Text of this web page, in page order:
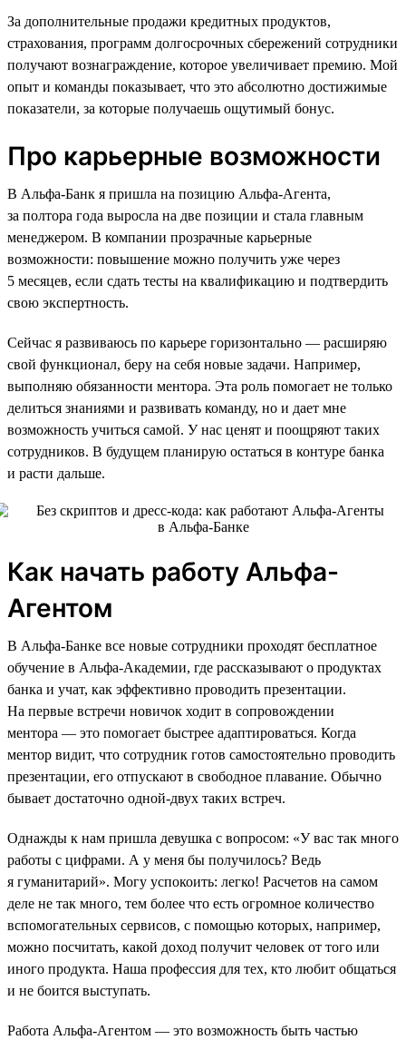
За дополнительные продажи кредитных продуктов,
страхования, программ долгосрочных сбережений сотрудники
получают вознаграждение, которое увеличивает премию. Мой
опыт и команды показывает, что это абсолютно достижимые
показатели, за которые получаешь ощутимый бонус.
Про карьерные возможности
В Альфа-Банк я пришла на позицию Альфа-Агента,
за полтора года выросла на две позиции и стала главным
менеджером. В компании прозрачные карьерные
возможности: повышение можно получить уже через
5 месяцев, если сдать тесты на квалификацию и подтвердить
свою экспертность.
Сейчас я развиваюсь по карьере горизонтально — расширяю
свой функционал, беру на себя новые задачи. Например,
выполняю обязанности ментора. Эта роль помогает не только
делиться знаниями и развивать команду, но и дает мне
возможность учиться самой. У нас ценят и поощряют таких
сотрудников. В будущем планирую остаться в контуре банка
и расти дальше.
Как начать работу Альфа-
Агентом
В Альфа-Банке все новые сотрудники проходят бесплатное
обучение в Альфа-Академии, где рассказывают о продуктах
банка и учат, как эффективно проводить презентации.
На первые встречи новичок ходит в сопровождении
ментора — это помогает быстрее адаптироваться. Когда
ментор видит, что сотрудник готов самостоятельно проводить
презентации, его отпускают в свободное плавание. Обычно
бывает достаточно одной-двух таких встреч.
Однажды к нам пришла девушка с вопросом: «У вас так много
работы с цифрами. А у меня бы получилось? Ведь
я гуманитарий». Могу успокоить: легко! Расчетов на самом
деле не так много, тем более что есть огромное количество
вспомогательных сервисов, с помощью которых, например,
можно посчитать, какой доход получит человек от того или
иного продукта. Наша профессия для тех, кто любит общаться
и не боится выступать.
Работа Альфа-Агентом — это возможность быть частью